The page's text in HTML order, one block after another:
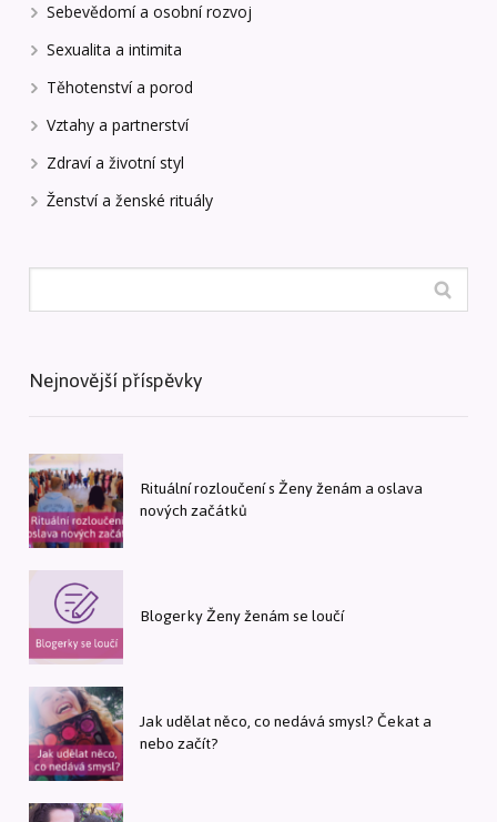
Sebevědomí a osobní rozvoj
Sexualita a intimita
Těhotenství a porod
Vztahy a partnerství
Zdraví a životní styl
Ženství a ženské rituály
Nejnovější příspěvky
Rituální rozloučení s Ženy ženám a oslava
nových začátků
Blogerky Ženy ženám se loučí
Jak udělat něco, co nedává smysl? Čekat a
nebo začít?